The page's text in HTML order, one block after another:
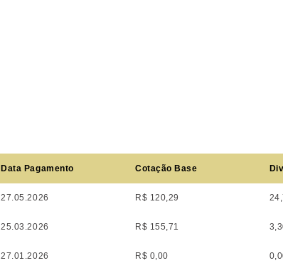
Data Pagamento Cotação Base
27.05.2026 R$ 120,29
25.03.2026 R$ 155,71
27.01.2026 R$ 0,00